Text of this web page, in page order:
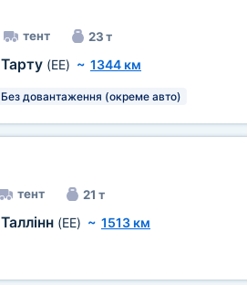
тент 23 т
Тарту (EE) ~ 1344 км
Без довантаження (окреме авто)
тент 21 т
Таллінн (EE) ~ 1513 км